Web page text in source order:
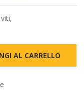
,
AL CARRELLO